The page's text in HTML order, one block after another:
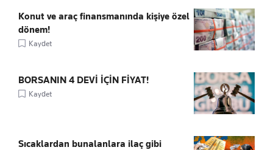
Konut ve araç finansmanında kişiye özel
dönem!
Kaydet
BORSANIN 4 DEVİ İÇİN FİYAT!
Kaydet
Sıcaklardan bunalanlara ilaç gibi